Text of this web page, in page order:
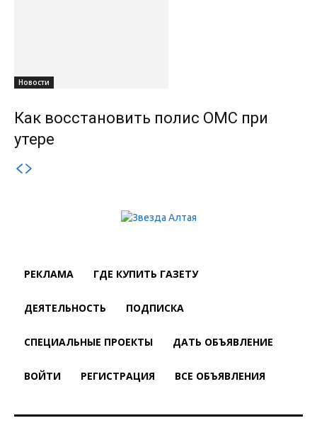
Новости
Как восстановить полис ОМС при
утере
РЕКЛАМА ГДЕ КУПИТЬ ГАЗЕТУ
ДЕЯТЕЛЬНОСТЬ ПОДПИСКА
СПЕЦИАЛЬНЫЕ ПРОЕКТЫ ДАТЬ ОБЪЯВЛЕНИЕ
ВОЙТИ РЕГИСТРАЦИЯ ВСЕ ОБЪЯВЛЕНИЯ